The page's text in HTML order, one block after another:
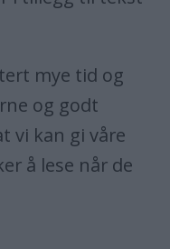
mye tid og
og godt
vi kan gi våre
å lese når de